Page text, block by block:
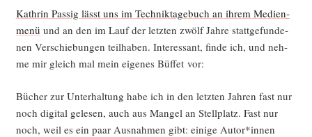
Kath­rin Pas­sig lässt uns im Tech­nik­ta­ge­buch an ihrem Medi­en­
me­nü und an den im Lauf der letz­ten zwölf Jah­re statt­ge­fun­de­
nen Ver­schie­bun­gen teil­ha­ben. Inter­es­sant, fin­de ich, und neh­
me mir gleich mal mein eige­nes Büf­fet vor:
Bücher zur Unter­hal­tung habe ich in den letz­ten Jah­ren fast nur
noch digi­tal gele­sen, auch aus Man­gel an Stell­platz. Fast nur
noch, weil es ein paar Aus­nah­men gibt: eini­ge Autor*innen